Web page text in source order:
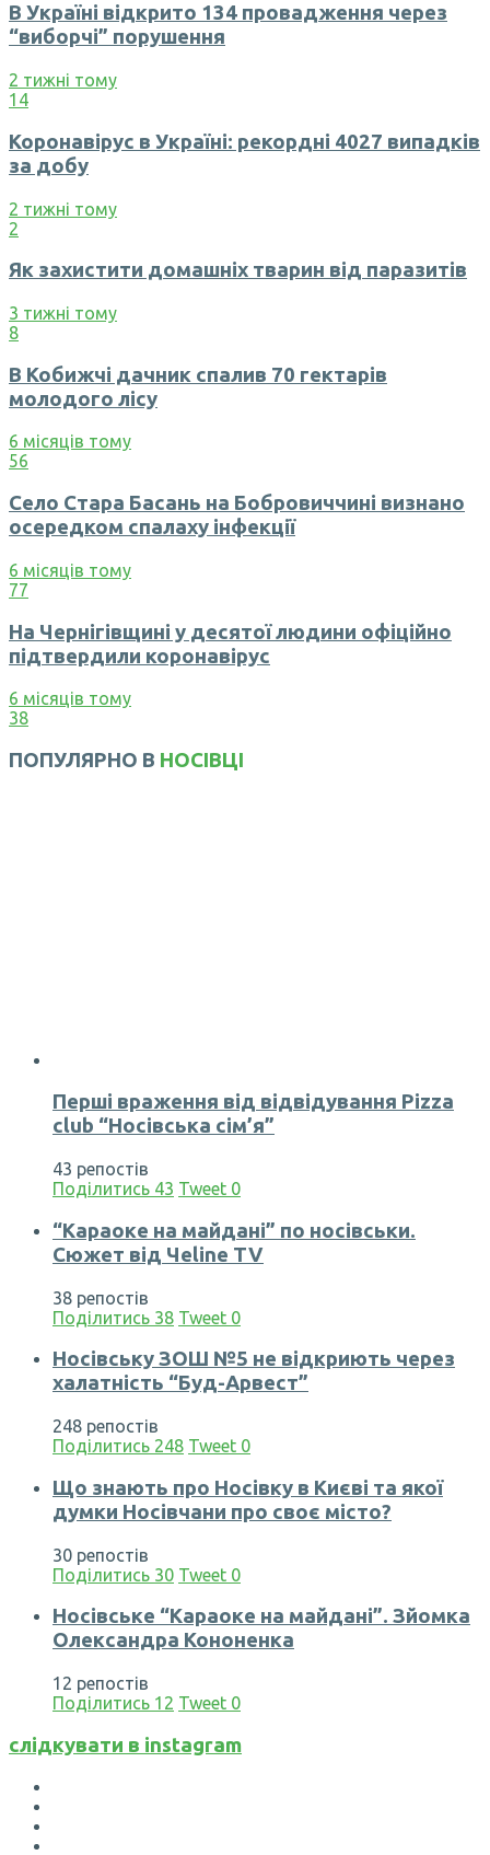
В Україні відкрито 134 провадження через
“виборчі” порушення
2 тижні тому
14
Коронавірус в Україні: рекордні 4027 випадків
за добу
2 тижні тому
2
Як захистити домашніх тварин від паразитів
3 тижні тому
8
В Кобижчі дачник спалив 70 гектарів
молодого лісу
6 місяців тому
56
Село Стара Басань на Бобровиччині визнано
осередком спалаху інфекції
6 місяців тому
77
На Чернігівщині у десятої людини офіційно
підтвердили коронавірус
6 місяців тому
38
ПОПУЛЯРНО В НОСІВЦІ
Перші враження від відвідування Pizza
club “Носівська сім’я”
43 репостів
Поділитись 43 Tweet 0
“Караоке на майдані” по носівськи.
Сюжет від Чеline TV
38 репостів
Поділитись 38 Tweet 0
Носівську ЗОШ №5 не відкриють через
халатність “Буд-Арвест”
248 репостів
Поділитись 248 Tweet 0
Що знають про Носівку в Києві та якої
думки Носівчани про своє місто?
30 репостів
Поділитись 30 Tweet 0
Носівське “Караоке на майдані”. Зйомка
Олександра Кононенка
12 репостів
Поділитись 12 Tweet 0
слідкувати в instagram